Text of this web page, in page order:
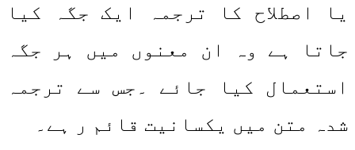
یا اصطلاح کا ترجمہ ایک جگہ کیا
جاتا ہے وہ ان معنوں میں ہر جگہ
استعمال کیا جائے ۔جس سے ترجمہ
شدہ متن میں یکسانیت قائم ر ہے۔